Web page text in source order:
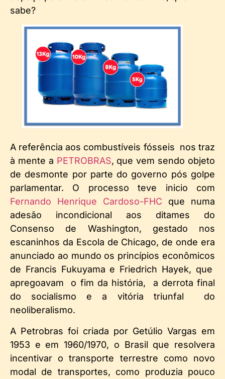
sabe?
A referência aos combustíveis fósseis nos traz
à mente a PETROBRAS, que vem sendo objeto
de desmonte por parte do governo pós golpe
parlamentar. O processo teve inicio com
Fernando Henrique Cardoso-FHC que numa
adesão incondicional aos ditames do
Consenso de Washington, gestado nos
escaninhos da Escola de Chicago, de onde era
anunciado ao mundo os princípios econômicos
de Francis Fukuyama e Friedrich Hayek, que
apregoavam o fim da história, a derrota final
do socialismo e a vitória triunfal do
neoliberalismo.
A Petrobras foi criada por Getúlio Vargas em
1953 e em 1960/1970, o Brasil que resolvera
incentivar o transporte terrestre como novo
modal de transportes, como produzia pouco